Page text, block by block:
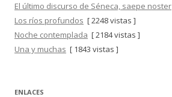
El último discurso de Séneca, saepe noster
Los ríos profundos [ 2248 vistas ]
Noche contemplada [ 2184 vistas ]
Una y muchas [ 1843 vistas ]
ENLACES